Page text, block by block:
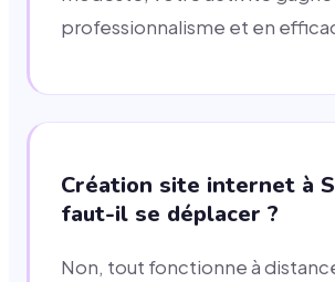
professionnalisme et en
Création site internet à
faut-il se déplacer ?
Non, tout fonctionne à